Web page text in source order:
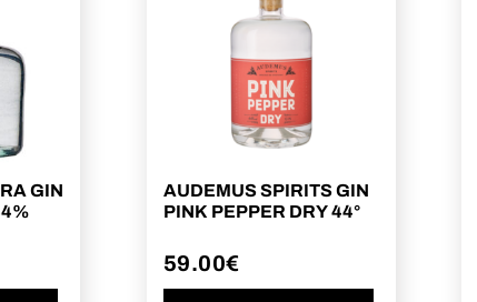
GIN
AUDEMUS SPIRITS GIN
PINK PEPPER DRY 44°
59.00€